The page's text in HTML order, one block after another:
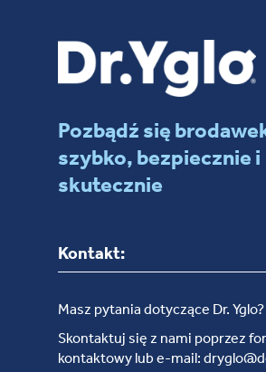
Pozbądź się
szybko, bezpiecznie i
skutecznie
Kontakt:
Masz pytania dotyczące Dr. Yglo?
Skontaktuj się z nami poprzez
kontaktowy lub e-mail: